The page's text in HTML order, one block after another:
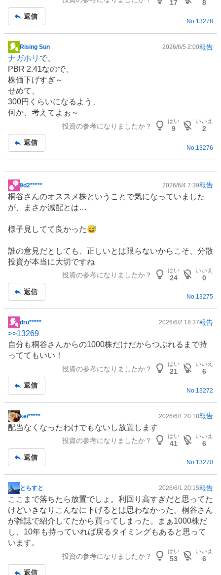
17
8
返信
No.13278
掲
示
板
記
事
Rising Sun 2026/6/5 2:00報告
ナガホリ で、
PBR 2.41なので、
株価下げすぎ～
せめて、
300円くらいになるよう、
何か、考えてよぉ～
投資の参考になりましたか？
はい
9
いいえ
2
返信
No. 13276
掲
示
板
事
9d2***** 2026/6/4 7:39報告
桐谷さんのオススメ株ということで気になっていました
が、まさか減配とは…
様子見してて良かった😅
誰の意見だとしても、正しいとは限らないからこそ、分散
投資が本当に大切ですね
投資の参考になりましたか？
はい
24
いいえ
0
返信
No.13275
掲
示
板
記
dru***** 2026/6/2 18:37報告
>>13269
自分も桐谷さんからの1000株だけだからつぶれるまで持
っててもいい！
投資の参考になりましたか？
はい
21
いいえ
6
返信
No. 13272
掲
示
事
kei***** 2026/6/1 20:18報告
配当なくなったわけでもないし放置します
投資の参考になりましたか？
はい
41
いいえ
6
返信
No.13270
掲
示
板
記
事
とらすと 2026/6/1 20:15報告
ここまで落ちたら放置でしょ。利回り高すぎだと思ってた
けどいきなりこんなに下げるとは思わなかった。桐谷さん
が雑誌で紹介してたから買ってしまった。まぁ1000株だ
し、10年も持っていれば戻るタイミングもあると思って
います。
投資の参考になりましたか？
はい
53
いいえ
6
返信